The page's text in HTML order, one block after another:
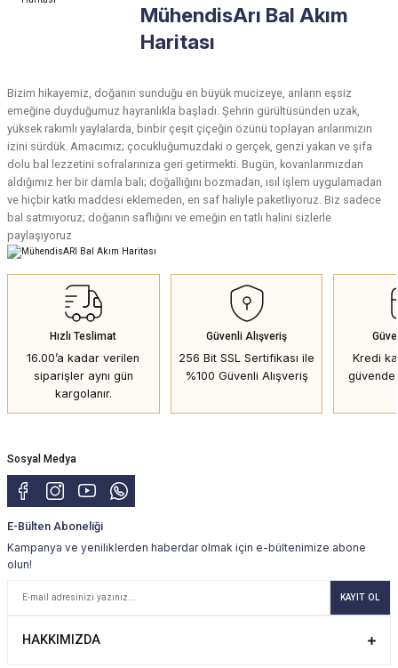
MühendisArı Bal Akım
Haritası
Bizim hikayemiz, doğanın sunduğu en büyük mucizeye, arıların eşsiz
emeğine duyduğumuz hayranlıkla başladı. Şehrin gürültüsünden uzak,
yüksek rakımlı yaylalarda, binbir çeşit çiçeğin özünü toplayan arılarımızın
izini sürdük. Amacımız; çocukluğumuzdaki o gerçek, genzi yakan ve şifa
dolu bal lezzetini sofralarınıza geri getirmekti. Bugün, kovanlarımızdan
aldığımız her bir damla balı; doğallığını bozmadan, ısıl işlem uygulamadan
ve hiçbir katkı maddesi eklemeden, en saf haliyle paketliyoruz. Biz sadece
bal satmıyoruz; doğanın saflığını ve emeğin en tatlı halini sizlerle
paylaşıyoruz
Hızlı Teslimat
16.00’a kadar verilen
siparişler aynı gün
kargolanır.
Güvenli Alışveriş
256 Bit SSL Sertifikası ile
%100 Güvenli Alışveriş
Kredi
güvende
Sosyal Medya
E-Bülten Aboneliği
Kampanya ve yeniliklerden haberdar olmak için e-bültenimize abone
olun!
KAYIT OL
HAKKIMIZDA